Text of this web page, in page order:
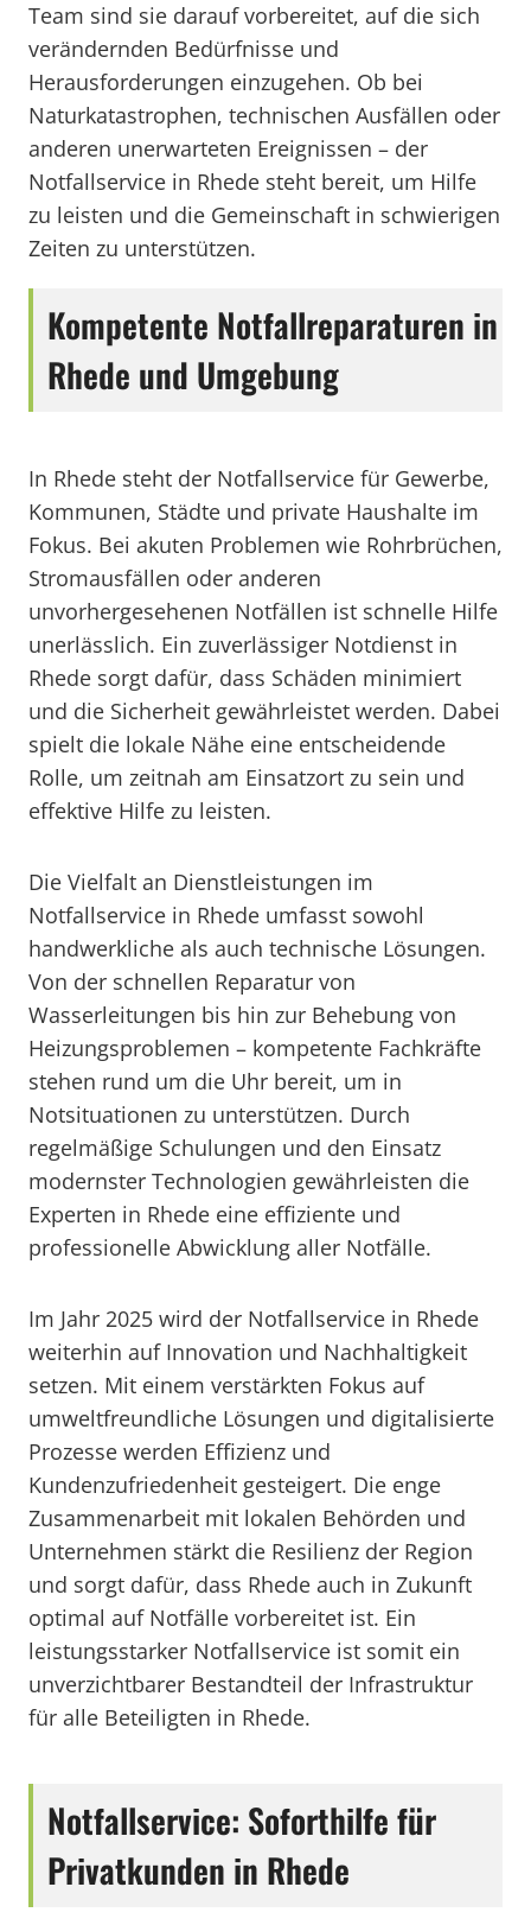
Team sind sie darauf vorbereitet, auf die sich
verändernden Bedürfnisse und
Herausforderungen einzugehen. Ob bei
Naturkatastrophen, technischen Ausfällen oder
anderen unerwarteten Ereignissen – der
Notfallservice in Rhede steht bereit, um Hilfe
zu leisten und die Gemeinschaft in schwierigen
Zeiten zu unterstützen.
Kompetente Notfallreparaturen in
Rhede und Umgebung
In Rhede steht der Notfallservice für Gewerbe,
Kommunen, Städte und private Haushalte im
Fokus. Bei akuten Problemen wie Rohrbrüchen,
Stromausfällen oder anderen
unvorhergesehenen Notfällen ist schnelle Hilfe
unerlässlich. Ein zuverlässiger Notdienst in
Rhede sorgt dafür, dass Schäden minimiert
und die Sicherheit gewährleistet werden. Dabei
spielt die lokale Nähe eine entscheidende
Rolle, um zeitnah am Einsatzort zu sein und
effektive Hilfe zu leisten.
Die Vielfalt an Dienstleistungen im
Notfallservice in Rhede umfasst sowohl
handwerkliche als auch technische Lösungen.
Von der schnellen Reparatur von
Wasserleitungen bis hin zur Behebung von
Heizungsproblemen – kompetente Fachkräfte
stehen rund um die Uhr bereit, um in
Notsituationen zu unterstützen. Durch
regelmäßige Schulungen und den Einsatz
modernster Technologien gewährleisten die
Experten in Rhede eine effiziente und
professionelle Abwicklung aller Notfälle.
Im Jahr 2025 wird der Notfallservice in Rhede
weiterhin auf Innovation und Nachhaltigkeit
setzen. Mit einem verstärkten Fokus auf
umweltfreundliche Lösungen und digitalisierte
Prozesse werden Effizienz und
Kundenzufriedenheit gesteigert. Die enge
Zusammenarbeit mit lokalen Behörden und
Unternehmen stärkt die Resilienz der Region
und sorgt dafür, dass Rhede auch in Zukunft
optimal auf Notfälle vorbereitet ist. Ein
leistungsstarker Notfallservice ist somit ein
unverzichtbarer Bestandteil der Infrastruktur
für alle Beteiligten in Rhede.
Notfallservice: Soforthilfe für
Privatkunden in Rhede